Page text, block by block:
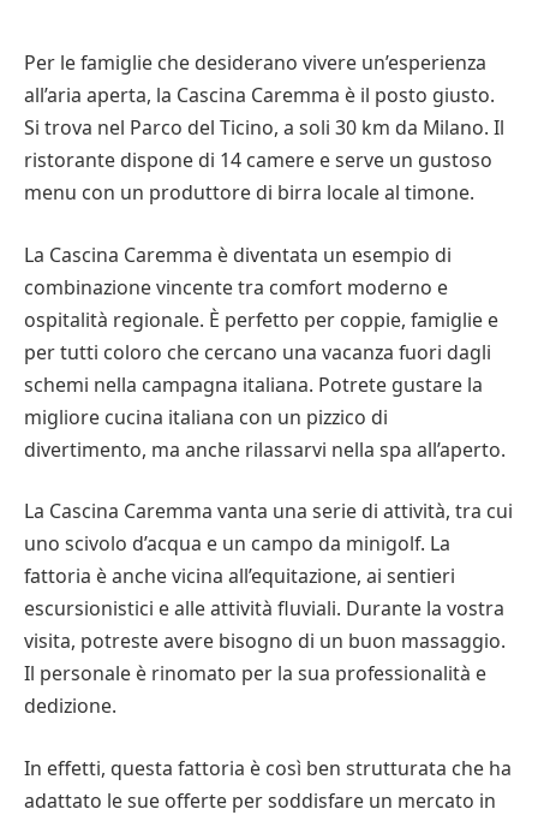
Per le famiglie che desiderano vivere un’esperienza
all’aria aperta, la Cascina Caremma è il posto giusto.
Si trova nel Parco del Ticino, a soli 30 km da Milano. Il
ristorante dispone di 14 camere e serve un gustoso
menu con un produttore di birra locale al timone.
La Cascina Caremma è diventata un esempio di
combinazione vincente tra comfort moderno e
ospitalità regionale. È perfetto per coppie, famiglie e
per tutti coloro che cercano una vacanza fuori dagli
schemi nella campagna italiana. Potrete gustare la
migliore cucina italiana con un pizzico di
divertimento, ma anche rilassarvi nella spa all’aperto.
La Cascina Caremma vanta una serie di attività, tra cui
uno scivolo d’acqua e un campo da minigolf. La
fattoria è anche vicina all’equitazione, ai sentieri
escursionistici e alle attività fluviali. Durante la vostra
visita, potreste avere bisogno di un buon massaggio.
Il personale è rinomato per la sua professionalità e
dedizione.
In effetti, questa fattoria è così ben strutturata che ha
adattato le sue offerte per soddisfare un mercato in